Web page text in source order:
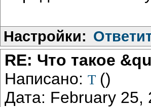
Настройки:
RE: Что такое
Написано: Т ()
Дата: February 25,